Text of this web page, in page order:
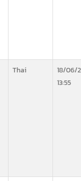
Thai
18/06/
13:55